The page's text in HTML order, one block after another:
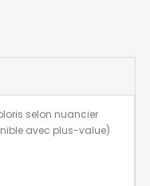
selon nuancier
avec plus-value)